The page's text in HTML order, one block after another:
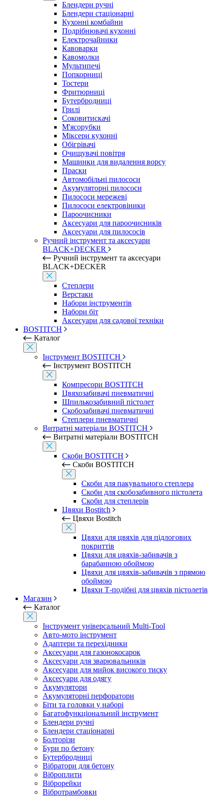
Блендери ручні
Блендери стаціонарні
Кухонні комбайни
Подрібнювачі кухонні
Електрочайники
Кавоварки
Кавомолки
Мультипечі
Попкорниці
Тостери
Фритюрниці
Бутербродниці
Грилі
Соковитискачі
М'ясорубки
Міксери кухонні
Обігрівачі
Очищувачі повітря
Машинки для видалення ворсу
Праски
Автомобільні пилососи
Акумуляторні пилососи
Пилососи мережеві
Пилососи електровіники
Пароочисники
Аксесуари для пароочисників
Аксесуари для пилососів
Ручний інструмент та аксесуари
BLACK+DECKER
Ручний інструмент та аксесуари
BLACK+DECKER
Степлери
Верстаки
Набори інструментів
Набори біт
Аксесуари для садової техніки
BOSTITCH
Каталог
Інструмент BOSTITCH
Інструмент BOSTITCH
Компресори BOSTITCH
Цвяхозабивачі пневматичні
Шпилькозабивний пістолет
Скобозабивачі пневматичні
Степлери пневматичні
Витратні матеріали BOSTITCH
Витратні матеріали BOSTITCH
Скоби BOSTITCH
Скоби BOSTITCH
Скоби для пакувального степлера
Скоби для скобозабивного пістолета
Скоби для степлерів
Цвяхи Bostitch
Цвяхи Bostitch
Цвяхи для цвяхів для підлогових
покриттів
Цвяхи для цвяхів-забивачів з
барабанною обоймою
Цвяхи для цвяхів-забивачів з прямою
обоймою
Цвяхи Т-подібні для цвяхів пістолетів
Магазин
Каталог
Інструмент універсальний Multi-Tool
Авто-мото інструмент
Адаптери та перехідники
Аксесуари для газонокосарок
Аксесуари для зварювальників
Аксесуари для мийок високого тиску
Аксесуари для одягу
Акумулятори
Акумуляторні перфоратори
Біти та головки у наборі
Багатофункціональний інструмент
Блендери ручні
Блендери стаціонарні
Болторізи
Бури по бетону
Бутербродниці
Вібратори для бетону
Віброплити
Віброрейки
Вібротрамбовки